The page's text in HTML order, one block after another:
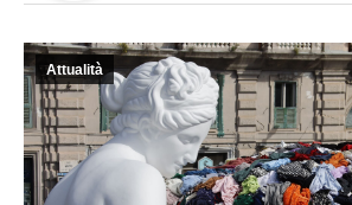
Attualità